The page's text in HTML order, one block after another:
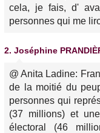
cela, je fais, d'
personnes qui me
2. Joséphine
@ Anita Ladine:
de la moitié du
personnes qui
(37 millions) et
électoral (46